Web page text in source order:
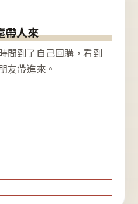
帶人來
間到了自己回購，看到
友帶進來。